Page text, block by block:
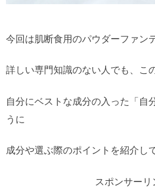
今回は肌断食用のパウダーファン
詳しい専門知識のない人でも、こ
自分にベストな成分の入った「自
うに
成分や選ぶ際のポイントを紹介し
スポンサーリ